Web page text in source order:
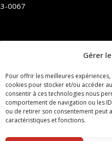
Gérer
Pour offrir les meilleures
cookies pour stocker et/ou accéder
consentir à ces technologies nous
comportement de navigation ou les
ou de retirer son consentement peut
caractéristiques et fonctions.
0067